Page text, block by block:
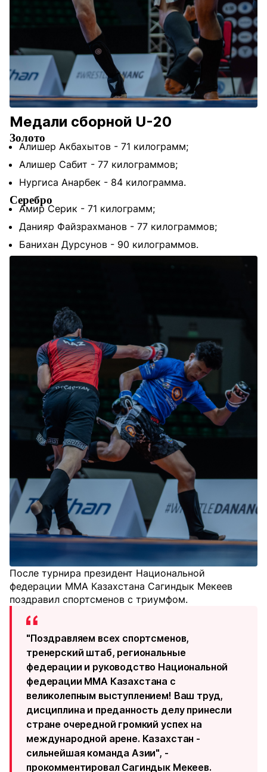
Медали сборной U-20
Золото
Алишер Акбахытов - 71 килограмм;
Алишер Сабит - 77 килограммов;
Нургиса Анарбек - 84 килограмма.
Серебро
Амир Серик - 71 килограмм;
Данияр Файзрахманов - 77 килограммов;
Банихан Дурсунов - 90 килограммов.
После турнира президент Национальной
федерации ММА Казахстана Сагиндык Мекеев
поздравил спортсменов с триумфом.
"Поздравляем всех спортсменов,
тренерский штаб, региональные
федерации и руководство Национальной
федерации ММА Казахстана с
великолепным выступлением! Ваш труд,
дисциплина и преданность делу принесли
стране очередной громкий успех на
международной арене. Казахстан -
сильнейшая команда Азии", -
прокомментировал Сагиндык Мекеев.